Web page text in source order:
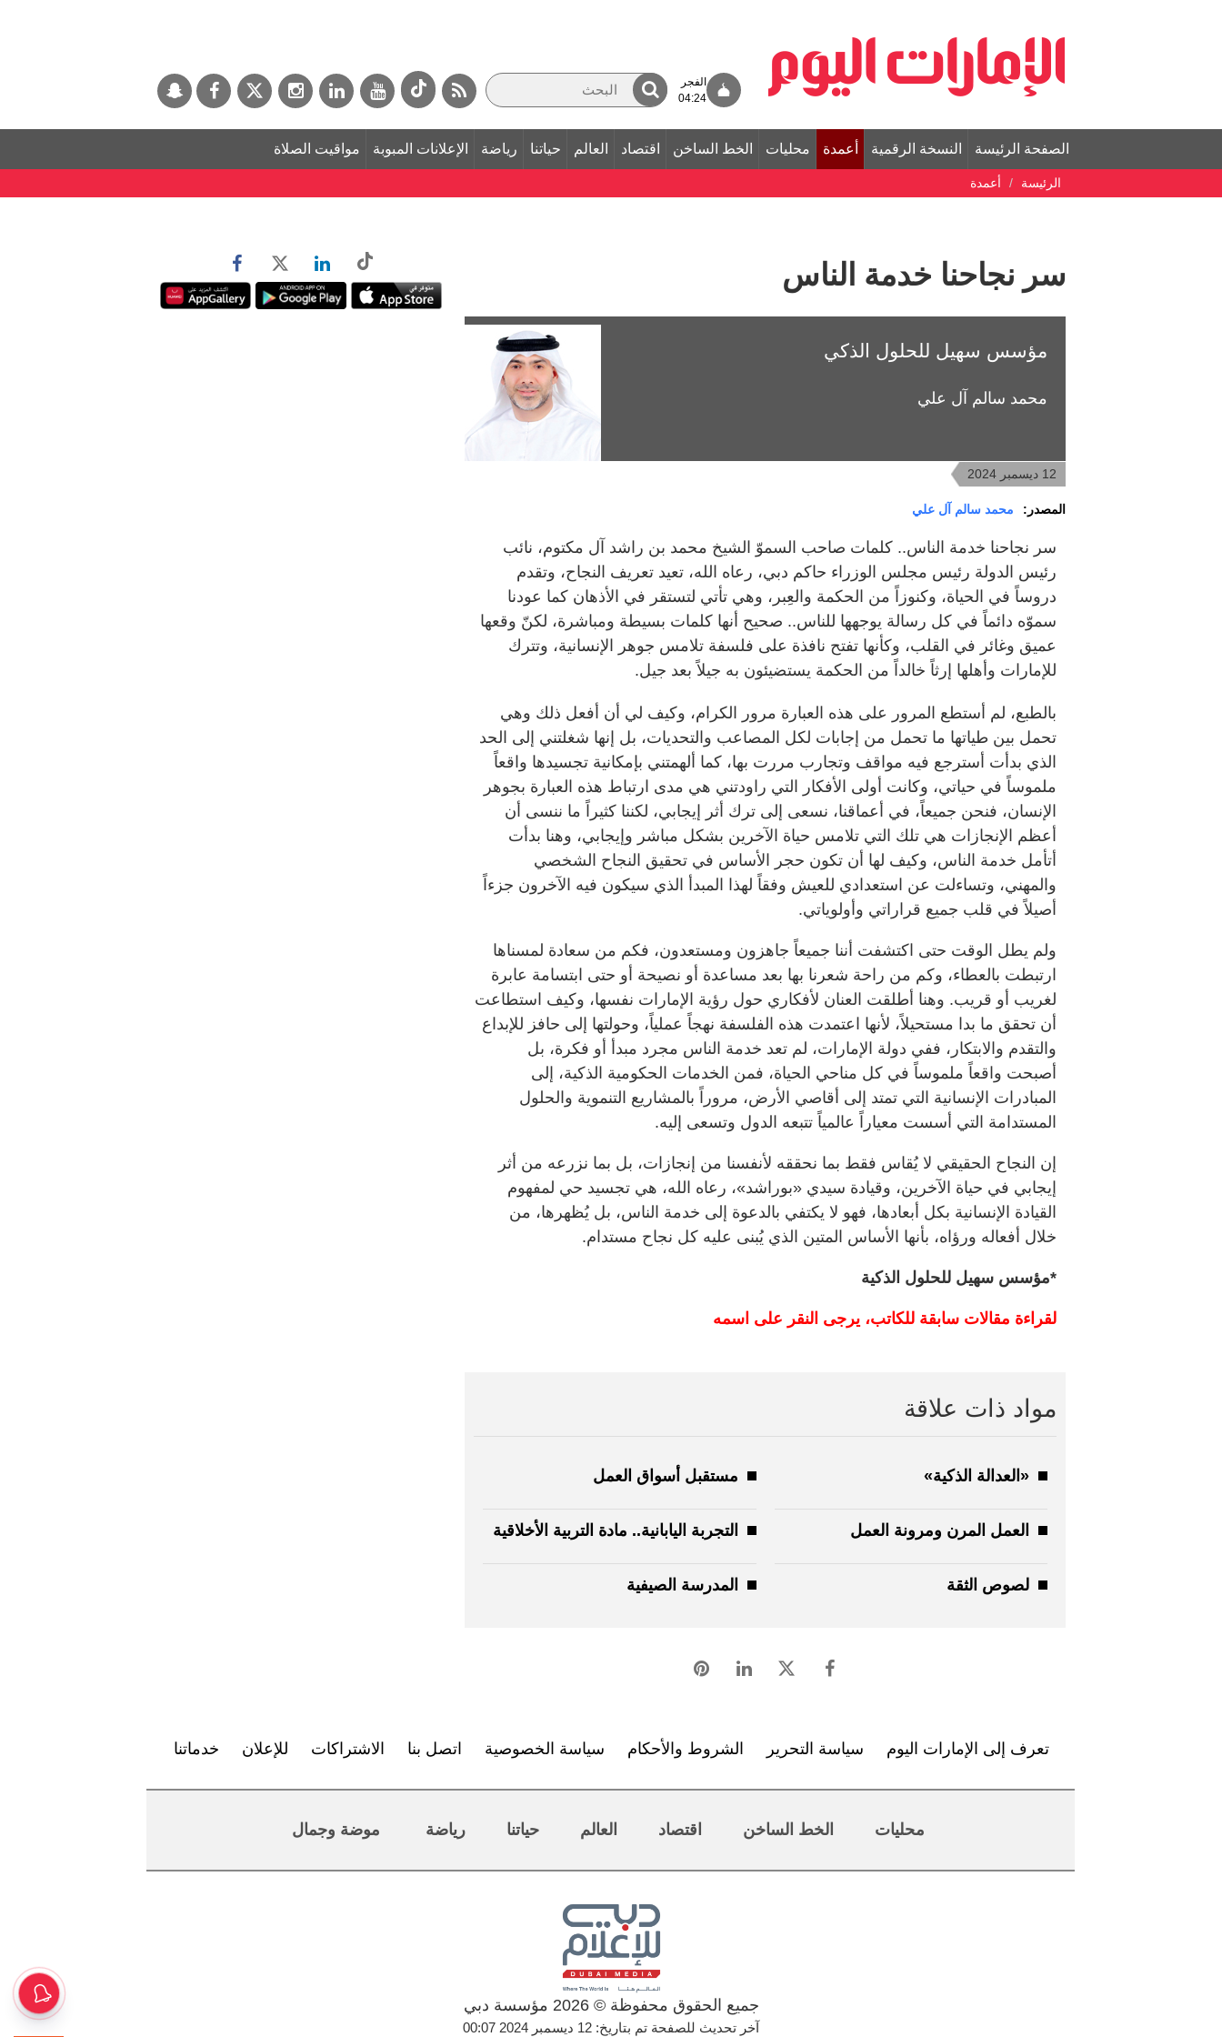
الفجر
04:24
الصفحة الرئيسة النسخة الرقمية أعمدة محليات الخط الساخن اقتصاد العالم حياتنا رياضة الإعلانات المبوبة مواقيت الصلاة
الرئيسة أعمدة
سر نجاحنا خدمة الناس
مؤسس سهيل للحلول الذكي
محمد سالم آل علي
12 ديسمبر 2024
المصدر: محمد سالم آل علي
سر نجاحنا خدمة الناس.. كلمات صاحب السموّ الشيخ محمد بن راشد آل مكتوم، نائب
رئيس الدولة رئيس مجلس الوزراء حاكم دبي، رعاه الله، تعيد تعريف النجاح، وتقدم
دروساً في الحياة، وكنوزاً من الحكمة والعِبر، وهي تأتي لتستقر في الأذهان كما عودنا
سموّه دائماً في كل رسالة يوجهها للناس.. صحيح أنها كلمات بسيطة ومباشرة، لكنّ وقعها
عميق وغائر في القلب، وكأنها تفتح نافذة على فلسفة تلامس جوهر الإنسانية، وتترك
للإمارات وأهلها إرثاً خالداً من الحكمة يستضيئون به جيلاً بعد جيل.
بالطبع، لم أستطع المرور على هذه العبارة مرور الكرام، وكيف لي أن أفعل ذلك وهي
تحمل بين طياتها ما تحمل من إجابات لكل المصاعب والتحديات، بل إنها شغلتني إلى الحد
الذي بدأت أسترجع فيه مواقف وتجارب مررت بها، كما ألهمتني بإمكانية تجسيدها واقعاً
ملموساً في حياتي، وكانت أولى الأفكار التي راودتني هي مدى ارتباط هذه العبارة بجوهر
الإنسان، فنحن جميعاً، في أعماقنا، نسعى إلى ترك أثر إيجابي، لكننا كثيراً ما ننسى أن
أعظم الإنجازات هي تلك التي تلامس حياة الآخرين بشكل مباشر وإيجابي، وهنا بدأت
أتأمل خدمة الناس، وكيف لها أن تكون حجر الأساس في تحقيق النجاح الشخصي
والمهني، وتساءلت عن استعدادي للعيش وفقاً لهذا المبدأ الذي سيكون فيه الآخرون جزءاً
أصيلاً في قلب جميع قراراتي وأولوياتي.
ولم يطل الوقت حتى اكتشفت أننا جميعاً جاهزون ومستعدون، فكم من سعادة لمسناها
ارتبطت بالعطاء، وكم من راحة شعرنا بها بعد مساعدة أو نصيحة أو حتى ابتسامة عابرة
لغريب أو قريب. وهنا أطلقت العنان لأفكاري حول رؤية الإمارات نفسها، وكيف استطاعت
أن تحقق ما بدا مستحيلاً، لأنها اعتمدت هذه الفلسفة نهجاً عملياً، وحولتها إلى حافز للإبداع
والتقدم والابتكار، ففي دولة الإمارات، لم تعد خدمة الناس مجرد مبدأ أو فكرة، بل
أصبحت واقعاً ملموساً في كل مناحي الحياة، فمن الخدمات الحكومية الذكية، إلى
المبادرات الإنسانية التي تمتد إلى أقاصي الأرض، مروراً بالمشاريع التنموية والحلول
المستدامة التي أسست معياراً عالمياً تتبعه الدول وتسعى إليه.
إن النجاح الحقيقي لا يُقاس فقط بما نحققه لأنفسنا من إنجازات، بل بما نزرعه من أثر
إيجابي في حياة الآخرين، وقيادة سيدي «بوراشد»، رعاه الله، هي تجسيد حي لمفهوم
القيادة الإنسانية بكل أبعادها، فهو لا يكتفي بالدعوة إلى خدمة الناس، بل يُظهرها، من
خلال أفعاله ورؤاه، بأنها الأساس المتين الذي يُبنى عليه كل نجاح مستدام.
*مؤسس سهيل للحلول الذكية
لقراءة مقالات سابقة للكاتب، يرجى النقر على اسمه
مواد ذات علاقة
«العدالة الذكية» مستقبل أسواق العمل
العمل المرن ومرونة العمل التجربة اليابانية.. مادة التربية الأخلاقية
لصوص الثقة المدرسة الصيفية
تعرف إلى الإمارات اليوم سياسة التحرير الشروط والأحكام سياسة الخصوصية اتصل بنا الاشتراكات للإعلان خدماتنا
محليات الخط الساخن اقتصاد العالم حياتنا رياضة موضة وجمال
جميع الحقوق محفوظة © 2026 مؤسسة دبي
آخر تحديث للصفحة تم بتاريخ: 12 ديسمبر 2024 00:07